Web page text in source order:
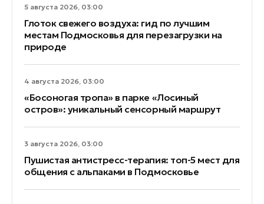
5 августа 2026, 03:00
Глоток свежего воздуха: гид по лучшим
местам Подмосковья для перезагрузки на
природе
4 августа 2026, 03:00
«Босоногая тропа» в парке «Лосиный
остров»: уникальный сенсорный маршрут
3 августа 2026, 03:00
Пушистая антистресс-терапия: топ-5 мест для
общения с альпаками в Подмосковье